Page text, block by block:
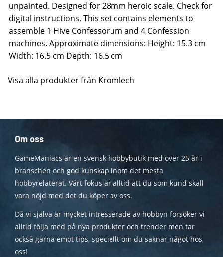
unpainted. Designed for 28mm heroic scale. Check for
digital instructions. This set contains elements to
assemble 1 Hive Confessorum and 4 Confession
machines. Approximate dimensions: Height: 15.3 cm
Width: 16.5 cm Depth: 16.5 cm
Visa alla produkter från Kromlech
Om oss
GameManiacs är en svensk hobbybutik med över 25 år i
branschen och god kunskap inom det mesta
hobbyrelaterat. Vårt fokus är alltid att du som kund skall
vara nöjd med det du köper av oss.
Då vi själva är mycket intresserade av hobbyn försöker vi
alltid följa med på nya produkter och trender men tar
också gärna emot tips, speciellt om du saknar något hos
oss!